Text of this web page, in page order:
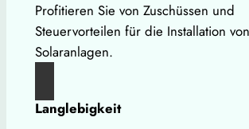
Profitieren Sie von Zuschüssen und
Steuervorteilen für die Installation von
Solaranlagen.
Langlebigkeit